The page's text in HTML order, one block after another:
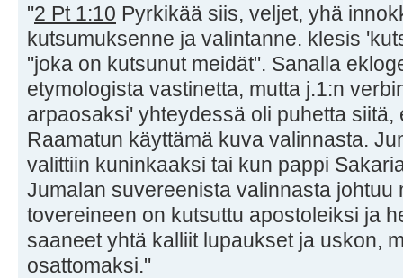
"2 Pt 1:10 Pyrkikää siis, veljet, yhä
kutsumuksenne ja valintanne. klesis
"joka on kutsunut meidät". Sanalla
etymologista vastinetta, mutta j.1:n
arpaosaksi' yhteydessä oli puhetta siitä,
Raamatun käyttämä kuva valinnasta.
valittiin kuninkaaksi tai kun pappi
Jumalan suvereenista valinnasta johtuu
tovereineen on kutsuttu apostoleiksi ja
saaneet yhtä kalliit lupaukset ja uskon,
osattomaksi."